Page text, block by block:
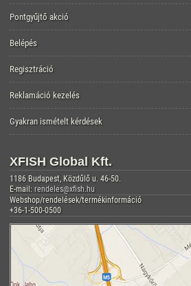
Pontgyűjtő akció
Belépés
Regisztráció
Reklamáció kezelés
Gyakran ismételt kérdések
XFISH Global Kft.
1186 Budapest, Közdűlő u. 46-50.
E-mail: rendeles@xfish.hu
Webshop/rendelések/termékinformáció
+36-1-500-0500